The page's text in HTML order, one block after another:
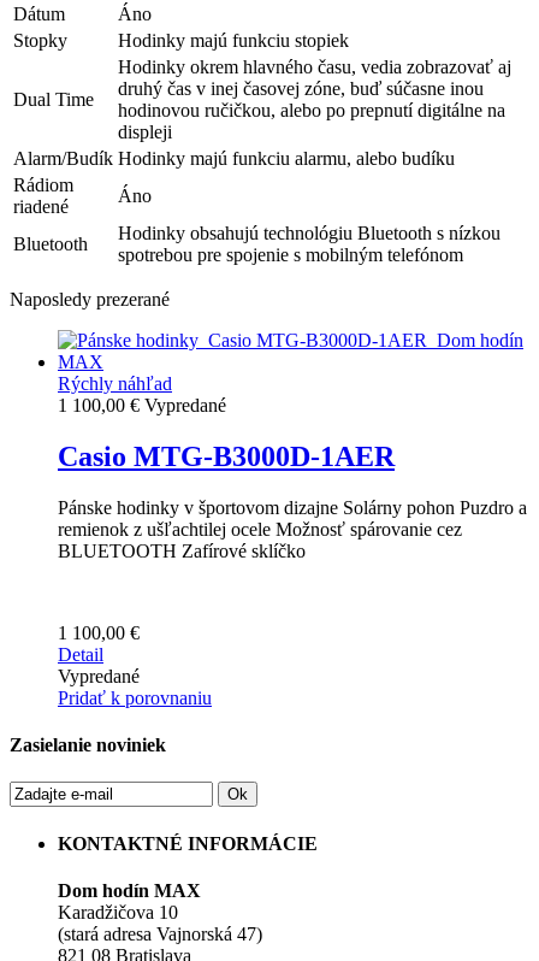
Dátum
Áno
Stopky
Hodinky majú funkciu stopiek
Dual Time
Hodinky okrem hlavného času, vedia zobrazovať aj
druhý čas v inej časovej zóne, buď súčasne inou
hodinovou ručičkou, alebo po prepnutí digitálne na
displeji
Alarm/Budík Hodinky majú funkciu alarmu, alebo budíku
Rádiom
riadené
Áno
Bluetooth
Hodinky obsahujú technológiu Bluetooth s nízkou
spotrebou pre spojenie s mobilným telefónom
Naposledy prezerané
Rýchly náhľad
1 100,00 € Vypredané
Casio MTG-B3000D-1AER
Pánske hodinky v športovom dizajne Solárny pohon Puzdro a
remienok z ušľachtilej ocele Možnosť spárovanie cez
BLUETOOTH Zafírové sklíčko
1 100,00 €
Detail
Vypredané
Pridať k porovnaniu
Zasielanie noviniek
Ok
KONTAKTNÉ INFORMÁCIE
Dom hodín MAX
Karadžičova 10
(stará adresa Vajnorská 47)
821 08 Bratislava